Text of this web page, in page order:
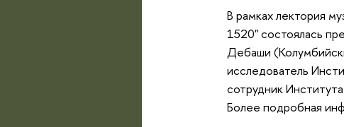
В рамках лектория
1520" состоялась
Дебаши
исследователь
сотрудник
Более подробная